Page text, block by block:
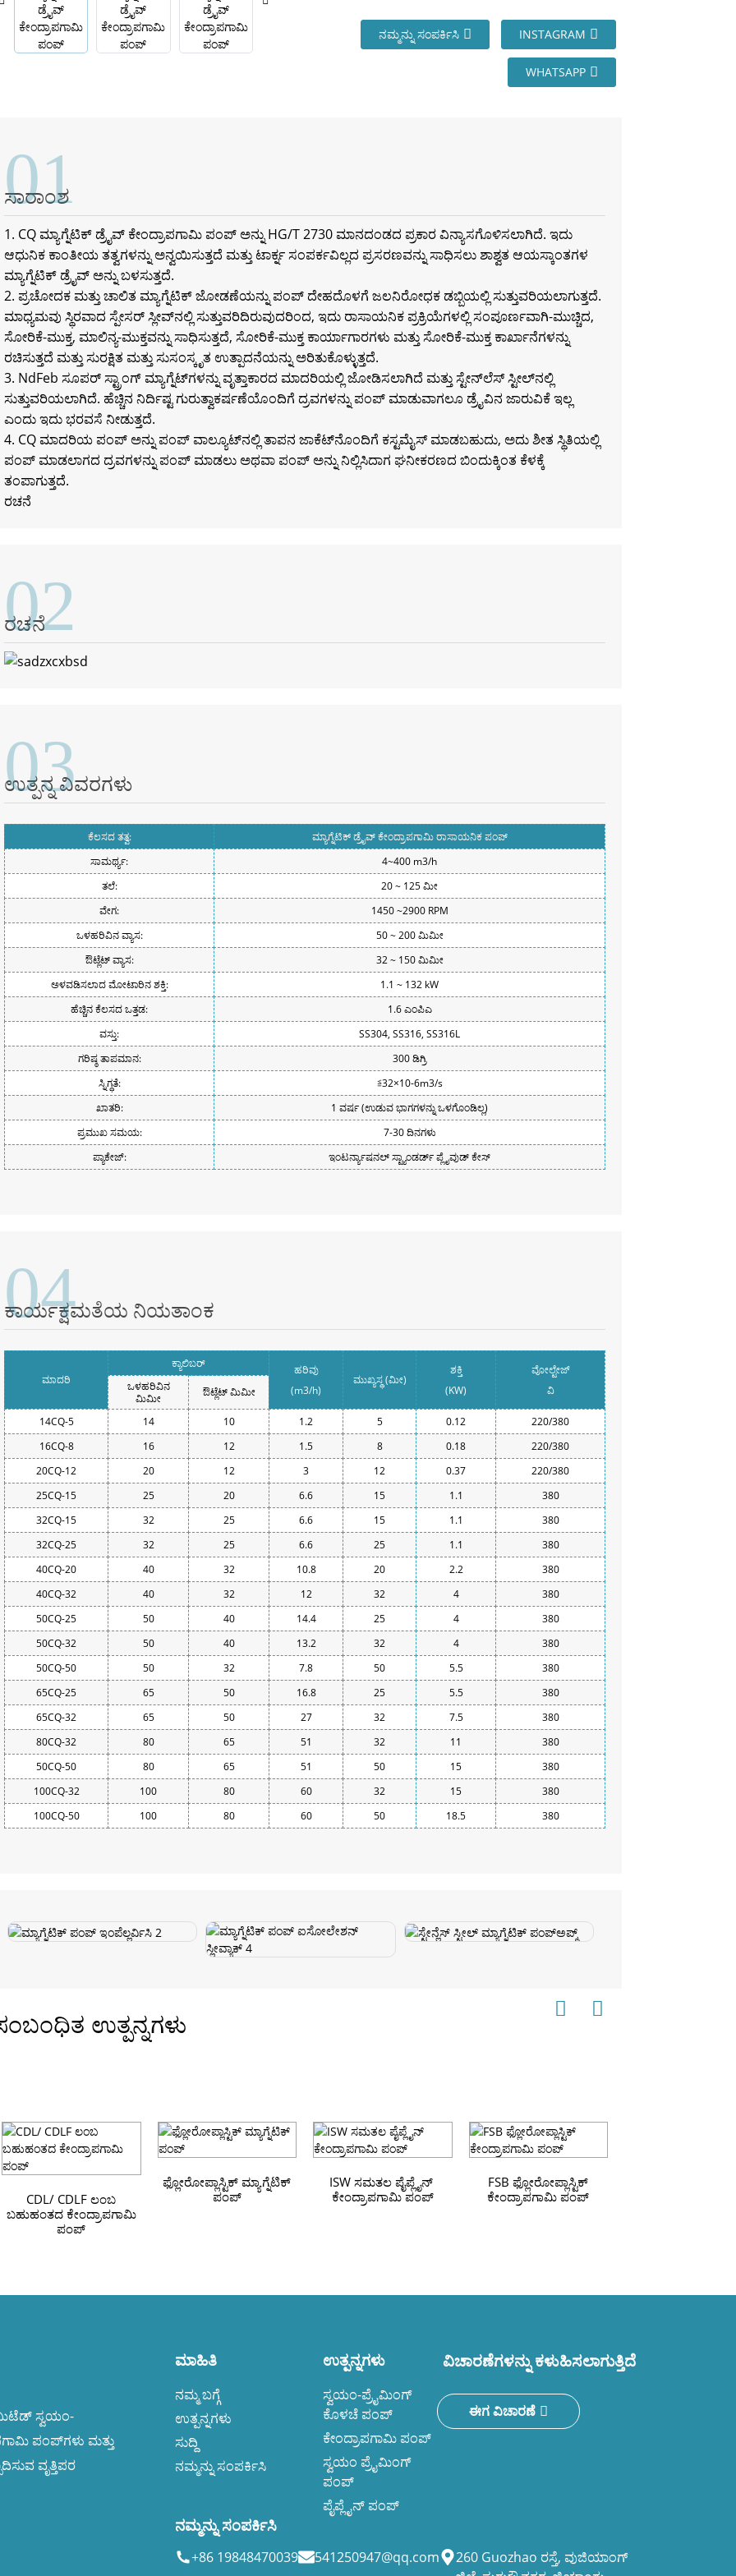
ನಮ್ಮನ್ನು ಸಂಪರ್ಕಿಸಿ INSTAGRAM
WHATSAPP
01
ಸಾರಾಂಶ
1. CQ ಮ್ಯಾಗ್ನೆಟಿಕ್ ಡ್ರೈವ್ ಕೇಂದ್ರಾಪಗಾಮಿ ಪಂಪ್ ಅನ್ನು HG/T 2730 ಮಾನದಂಡದ ಪ್ರಕಾರ ವಿನ್ಯಾಸಗೊಳಿಸಲಾಗಿದೆ. ಇದು
ಆಧುನಿಕ ಕಾಂತೀಯ ತತ್ವಗಳನ್ನು ಅನ್ವಯಿಸುತ್ತದೆ ಮತ್ತು ಟಾರ್ಕ್ನ ಸಂಪರ್ಕವಿಲ್ಲದ ಪ್ರಸರಣವನ್ನು ಸಾಧಿಸಲು ಶಾಶ್ವತ ಆಯಸ್ಕಾಂತಗಳ
ಮ್ಯಾಗ್ನೆಟಿಕ್ ಡ್ರೈವ್ ಅನ್ನು ಬಳಸುತ್ತದೆ.
2. ಪ್ರಚೋದಕ ಮತ್ತು ಚಾಲಿತ ಮ್ಯಾಗ್ನೆಟಿಕ್ ಜೋಡಣೆಯನ್ನು ಪಂಪ್ ದೇಹದೊಳಗೆ ಜಲನಿರೋಧಕ ಡಬ್ಬಿಯಲ್ಲಿ ಸುತ್ತುವರಿಯಲಾಗುತ್ತದೆ.
ಮಾಧ್ಯಮವು ಸ್ಥಿರವಾದ ಸ್ಪೇಸರ್ ಸ್ಲೀವ್‌ನಲ್ಲಿ ಸುತ್ತುವರಿದಿರುವುದರಿಂದ, ಇದು ರಾಸಾಯನಿಕ ಪ್ರಕ್ರಿಯೆಗಳಲ್ಲಿ ಸಂಪೂರ್ಣವಾಗಿ-ಮುಚ್ಚಿದ,
ಸೋರಿಕೆ-ಮುಕ್ತ, ಮಾಲಿನ್ಯ-ಮುಕ್ತವನ್ನು ಸಾಧಿಸುತ್ತದೆ, ಸೋರಿಕೆ-ಮುಕ್ತ ಕಾರ್ಯಾಗಾರಗಳು ಮತ್ತು ಸೋರಿಕೆ-ಮುಕ್ತ ಕಾರ್ಖಾನೆಗಳನ್ನು
ರಚಿಸುತ್ತದೆ ಮತ್ತು ಸುರಕ್ಷಿತ ಮತ್ತು ಸುಸಂಸ್ಕೃತ ಉತ್ಪಾದನೆಯನ್ನು ಅರಿತುಕೊಳ್ಳುತ್ತದೆ.
3. NdFeb ಸೂಪರ್ ಸ್ಟ್ರಾಂಗ್ ಮ್ಯಾಗ್ನೆಟ್‌ಗಳನ್ನು ವೃತ್ತಾಕಾರದ ಮಾದರಿಯಲ್ಲಿ ಜೋಡಿಸಲಾಗಿದೆ ಮತ್ತು ಸ್ಟೇನ್‌ಲೆಸ್ ಸ್ಟೀಲ್‌ನಲ್ಲಿ
ಸುತ್ತುವರಿಯಲಾಗಿದೆ. ಹೆಚ್ಚಿನ ನಿರ್ದಿಷ್ಟ ಗುರುತ್ವಾಕರ್ಷಣೆಯೊಂದಿಗೆ ದ್ರವಗಳನ್ನು ಪಂಪ್ ಮಾಡುವಾಗಲೂ ಡ್ರೈವಿನ ಜಾರುವಿಕೆ ಇಲ್ಲ
ಎಂದು ಇದು ಭರವಸೆ ನೀಡುತ್ತದೆ.
4. CQ ಮಾದರಿಯ ಪಂಪ್ ಅನ್ನು ಪಂಪ್ ವಾಲ್ಯೂಟ್‌ನಲ್ಲಿ ತಾಪನ ಜಾಕೆಟ್‌ನೊಂದಿಗೆ ಕಸ್ಟಮೈಸ್ ಮಾಡಬಹುದು, ಅದು ಶೀತ ಸ್ಥಿತಿಯಲ್ಲಿ
ಪಂಪ್ ಮಾಡಲಾಗದ ದ್ರವಗಳನ್ನು ಪಂಪ್ ಮಾಡಲು ಅಥವಾ ಪಂಪ್ ಅನ್ನು ನಿಲ್ಲಿಸಿದಾಗ ಘನೀಕರಣದ ಬಿಂದುಕ್ಕಿಂತ ಕೆಳಕ್ಕೆ
ತಂಪಾಗುತ್ತದೆ.
ರಚನೆ
02
ರಚನೆ
03
ಉತ್ಪನ್ನ ವಿವರಗಳು
ಕೆಲಸದ ತತ್ವ:
ಮ್ಯಾಗ್ನೆಟಿಕ್ ಡ್ರೈವ್ ಕೇಂದ್ರಾಪಗಾಮಿ ರಾಸಾಯನಿಕ ಪಂಪ್
ಸಾಮರ್ಥ್ಯ:
4~400 m3/h
ತಲೆ:
20 ~ 125 ಮೀ
ವೇಗ:
1450 ~2900 RPM
ಒಳಹರಿವಿನ ವ್ಯಾಸ:
50 ~ 200 ಮಿಮೀ
ಔಟ್ಲೆಟ್ ವ್ಯಾಸ:
32 ~ 150 ಮಿಮೀ
ಅಳವಡಿಸಲಾದ ಮೋಟಾರಿನ ಶಕ್ತಿ:
1.1 ~ 132 kW
ಹೆಚ್ಚಿನ ಕೆಲಸದ ಒತ್ತಡ:
1.6 ಎಂಪಿಎ
ವಸ್ತು:
SS304, SS316, SS316L
ಗರಿಷ್ಠ ತಾಪಮಾನ:
300 ಡಿಗ್ರಿ
ಸ್ನಿಗ್ಧತೆ:
≦32×10-6m3/s
ಖಾತರಿ:
1 ವರ್ಷ (ಉಡುವ ಭಾಗಗಳನ್ನು ಒಳಗೊಂಡಿಲ್ಲ)
ಪ್ರಮುಖ ಸಮಯ:
7-30 ದಿನಗಳು
ಪ್ಯಾಕೇಜ್:
ಇಂಟರ್ನ್ಯಾಷನಲ್ ಸ್ಟ್ಯಾಂಡರ್ಡ್ ಪ್ಲೈವುಡ್ ಕೇಸ್
04
ಕಾರ್ಯಕ್ಷಮತೆಯ ನಿಯತಾಂಕ
ಮಾದರಿ
ಕ್ಯಾಲಿಬರ್
ಹರಿವು
(m3/h)
ಮುಖ್ಯಸ್ಥ (ಮೀ)
ಶಕ್ತಿ
(KW)
ವೋಲ್ಟೇಜ್
ವಿ
ಒಳಹರಿವಿನ
ಮಿಮೀ
ಔಟ್ಲೆಟ್ ಮಿಮೀ
14CQ-5 14 10 1.2 5 0.12
220/380
16CQ-8
16 12 1.5 8 0.18
220/380
20CQ-12
20 12 3 12 0.37
220/380
25CQ-15
25 20 6.6 15 1.1
380
32CQ-15
32 25 6.6 15 1.1
380
32CQ-25
32 25 6.6 25 1.1
380
40CQ-20
40 32 10.8 20 2.2
380
40CQ-32
40 32 12 32 4
380
50CQ-25
50 40 14.4 25 4
380
50CQ-32
50 40 13.2 32 4
380
50CQ-50
50 32 7.8 50 5.5
380
65CQ-25
65 50 16.8 25 5.5
380
65CQ-32
65 50 27 32 7.5
380
80CQ-32
80 65 51 32 11
380
50CQ-50
80 65 51 50 15
380
100CQ-32
100 80 60 32 15
380
100CQ-50
100 80 60 50 18.5 380
ಉತ್ಪನ್ನಗಳು
CDL/ CDLF ಲಂಬ
ಬಹುಹಂತದ ಕೇಂದ್ರಾಪಗಾಮಿ
ಪಂಪ್
ಫ್ಲೋರೋಪ್ಲಾಸ್ಟಿಕ್ ಮ್ಯಾಗ್ನೆಟಿಕ್
ಪಂಪ್
ISW ಸಮತಲ ಪೈಪ್ಲೈನ್ ​​
ಕೇಂದ್ರಾಪಗಾಮಿ ಪಂಪ್
FSB ಫ್ಲೋರೋಪ್ಲಾಸ್ಟಿಕ್
ಕೇಂದ್ರಾಪಗಾಮಿ ಪಂಪ್
ಸ್ವಯಂ-
ಪಂಪ್‌ಗಳು ಮತ್ತು
ವೃತ್ತಿಪರ
ಮಾಹಿತಿ
ನಮ್ಮ ಬಗ್ಗೆ
ಉತ್ಪನ್ನಗಳು
ಸುದ್ದಿ
ನಮ್ಮನ್ನು ಸಂಪರ್ಕಿಸಿ
ಉತ್ಪನ್ನಗಳು
ಸ್ವಯಂ-ಪ್ರೈಮಿಂಗ್
ಕೊಳಚೆ ಪಂಪ್
ಕೇಂದ್ರಾಪಗಾಮಿ ಪಂಪ್
ಸ್ವಯಂ ಪ್ರೈಮಿಂಗ್
ಪಂಪ್
ಪೈಪ್ಲೈನ್ ​​ಪಂಪ್
ವಿಚಾರಣೆಗಳನ್ನು ಕಳುಹಿಸಲಾಗುತ್ತಿದೆ
ಈಗ ವಿಚಾರಣೆ
ನಮ್ಮನ್ನು ಸಂಪರ್ಕಿಸಿ
+86 19848470039 541250947@qq.com
260 Guozhao ರಸ್ತೆ, ವುಜಿಯಾಂಗ್